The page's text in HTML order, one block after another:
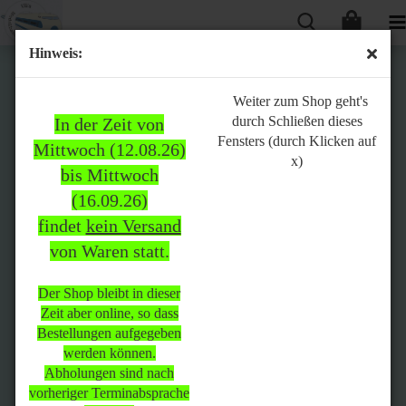
Hinweis:
In der Zeit von
Mittwoch (12.08.26)
bis Mittwoch
(16.09.26)
findet kein Versand
von Waren statt.
Der Shop bleibt in dieser
Zeit aber online, so dass
Bestellungen aufgegeben
werden können.
Abholungen sind nach
vorheriger Terminabsprache
Weiter zum Shop geht's
durch Schließen dieses
Fensters (durch Klicken auf
x)
Bitte
beachten:
In der Zeit von Mittwoch
(12.08.26) bis Mittwoch
(16.09.26)
statt.
Der Shop bleibt in dieser Zeit
aber online, so dass
Bestellungen aufgegeben
werden können.